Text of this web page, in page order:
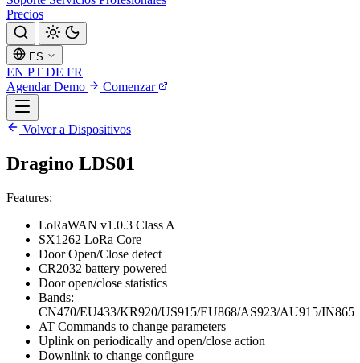
Precios
ES
EN PT DE FR
Agendar Demo
Comenzar
Volver a Dispositivos
Dragino LDS01
Features:
LoRaWAN v1.0.3 Class A
SX1262 LoRa Core
Door Open/Close detect
CR2032 battery powered
Door open/close statistics
Bands:
CN470/EU433/KR920/US915/EU868/AS923/AU915/IN865
AT Commands to change parameters
Uplink on periodically and open/close action
Downlink to change configure